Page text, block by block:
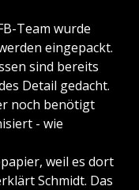
Team wurde
eingepackt.
sind bereits
Detail gedacht.
noch benötigt
- wie
weil es dort
Schmidt. Das